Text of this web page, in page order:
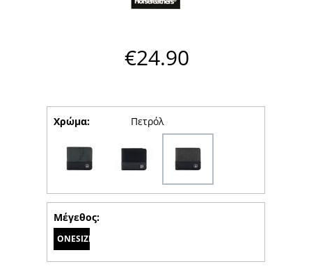
€24.90
Χρώμα: Πετρόλ
Μέγεθος:
ONESIZE